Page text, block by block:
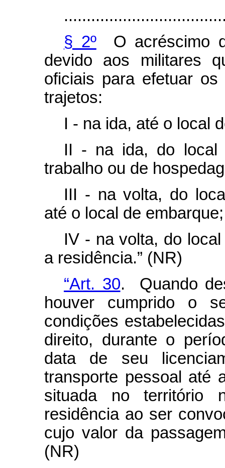
§ 2ºO acréscimo
devido aos militares
oficiais para efetuar os
trajetos:
I - na ida, até o local
II - na ida, do local
trabalho ou de
III - na volta, do
até o local de
IV - na volta, do
a residência.” (NR)
“Art. 30. Quando
houver cumprido o
condições
direito, durante o
data de seu
transporte pessoal até
situada no território
residência ao ser
cujo valor da
(NR)